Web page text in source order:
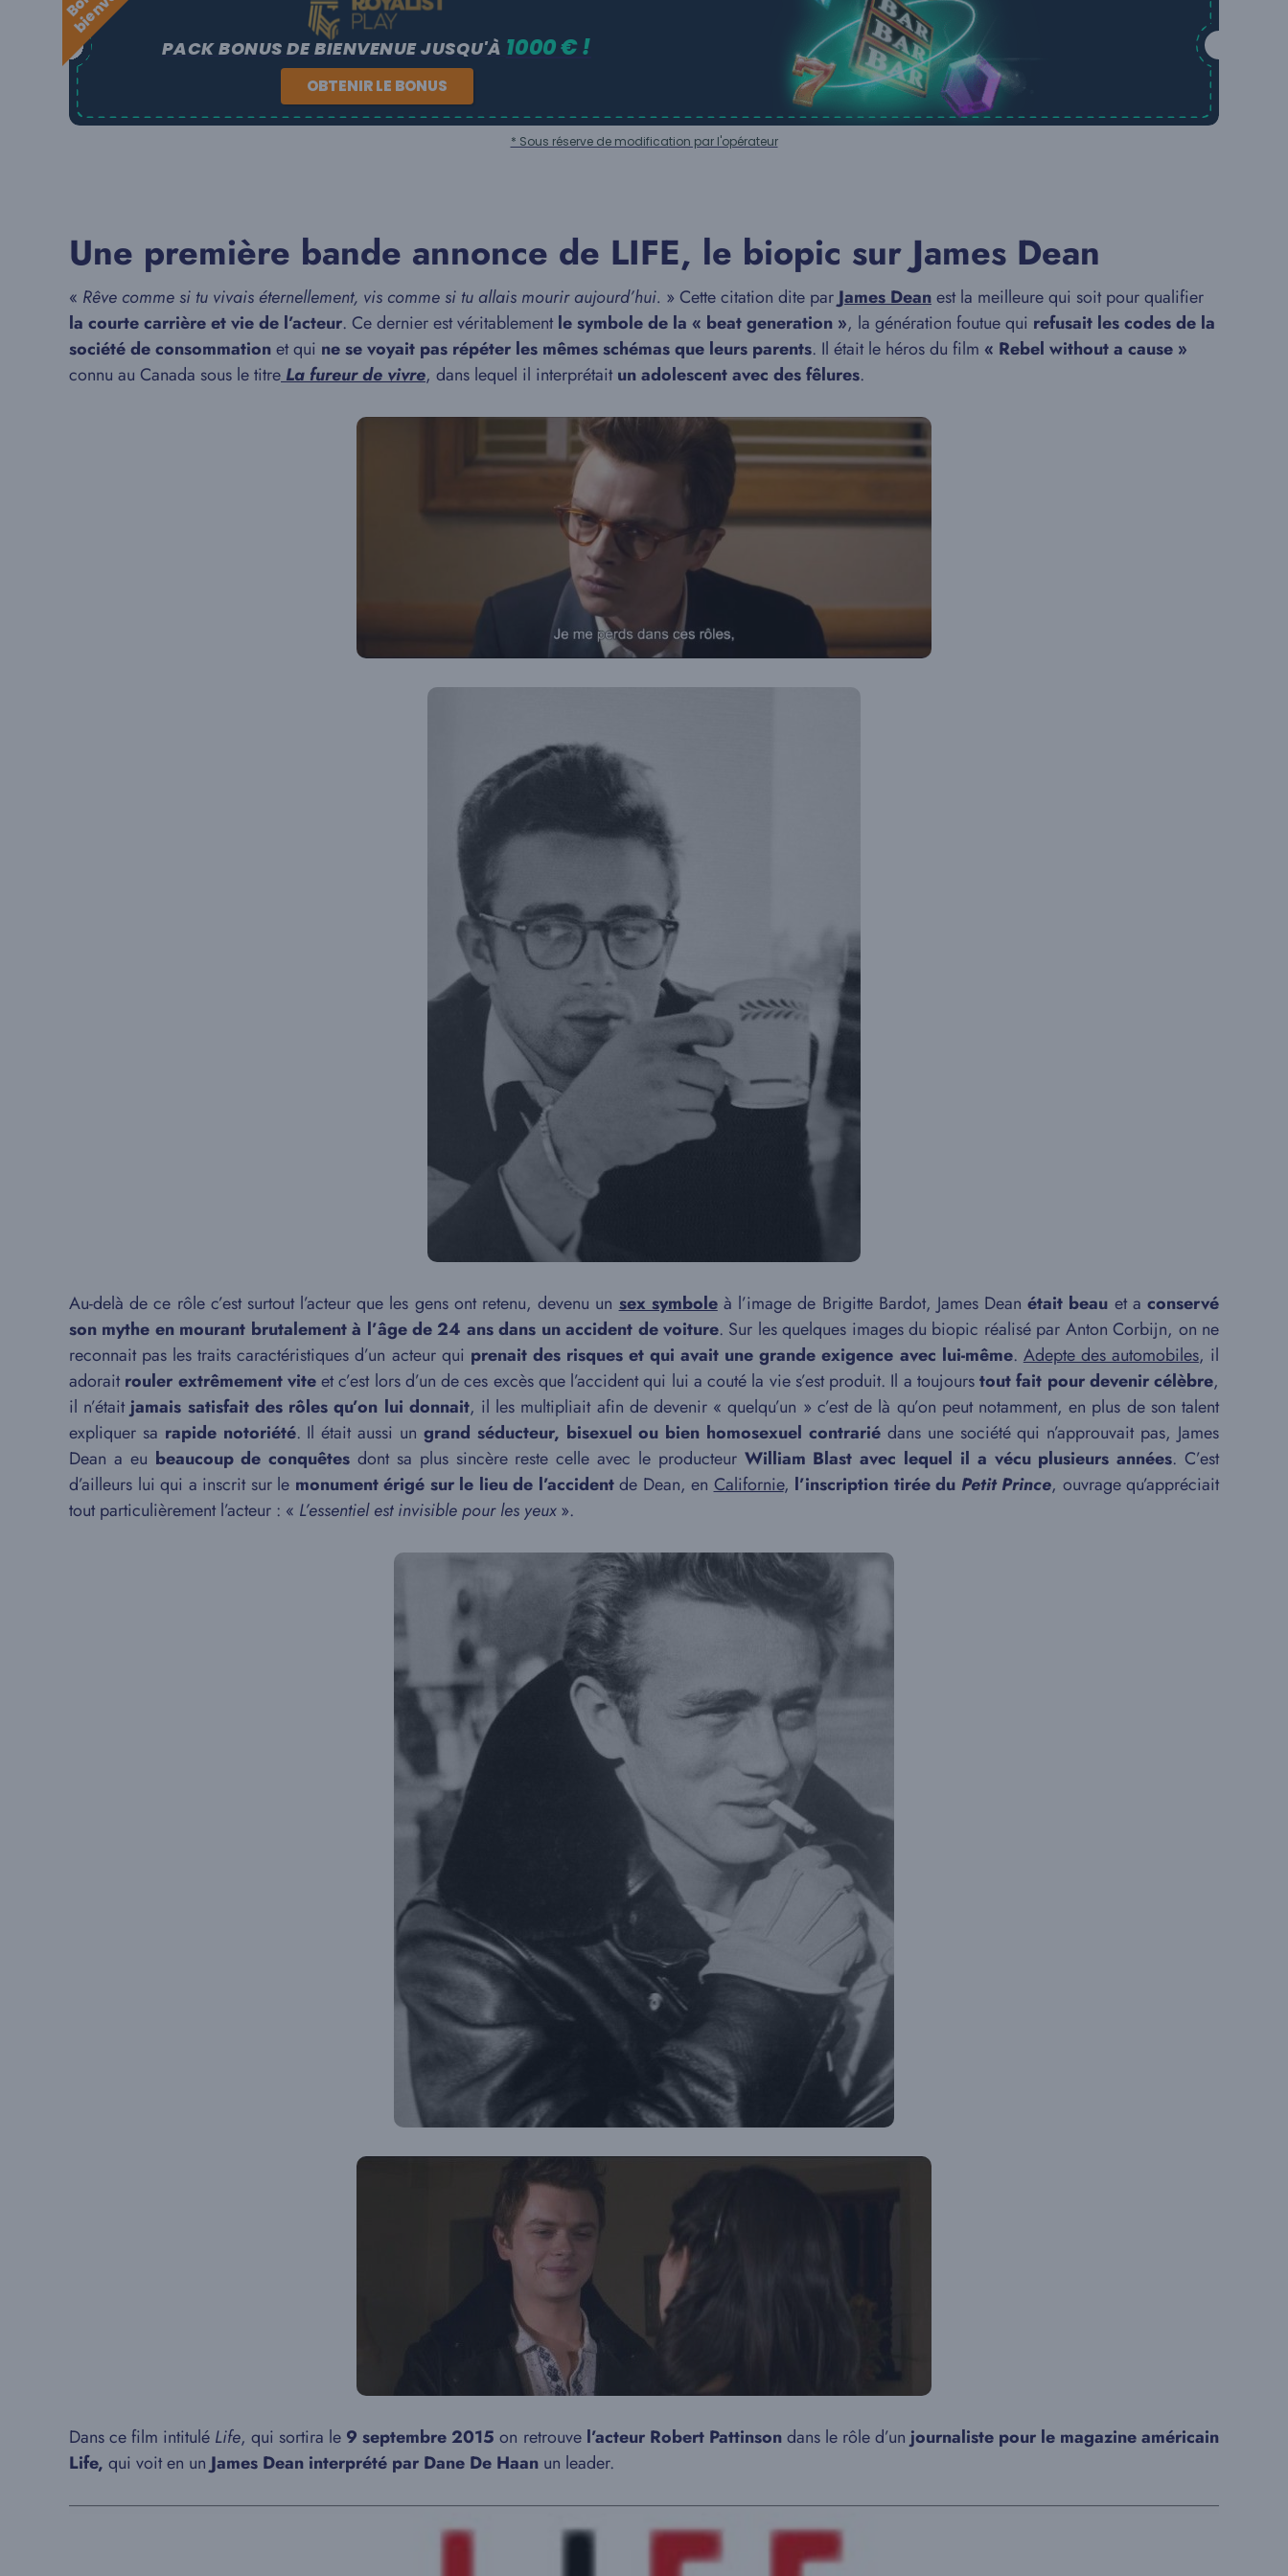
PACK BONUS DE BIENVENUE JUSQU'À 1000 € !
OBTENIR LE BONUS
* Sous réserve de modification par l'opérateur
Une première bande annonce de LIFE, le biopic sur James Dean
« Rêve comme si tu vivais éternellement, vis comme si tu allais mourir aujourd’hui. » Cette citation dite par James Deanest la meilleure qui soit pour qualifier
la courte carrière et vie de l’acteur. Ce dernier est véritablementle symbole de la « beat generation », la génération foutue qui refusait les codes de la
société de consommationet qui ne se voyait pas répéter les mêmes schémas que leurs parents. Il était le héros du film « Rebel without a cause »
connu au Canada sous le titre La fureur de vivre, dans lequel il interprétaitun adolescent avec des fêlures.
Au-delà de ce rôle c’est surtout l’acteur que les gens ont retenu, devenu unsex symboleà l’image de Brigitte Bardot, James Deanétait beau et aconservé
son mythe en mourant brutalement à l’âge de 24 ans dans un accident de voiture. Sur les quelques images du biopic réalisé par Anton Corbijn, on ne
reconnait pas les traits caractéristiques d’un acteur qui prenait des risques et qui avait une grande exigence avec lui-même.Adepte des automobiles, il
adoraitrouler extrêmement viteet c’est lors d’un de ces excès que l’accident qui lui a couté la vie s’est produit. Il a toujourstout fait pour devenir célèbre,
il n’étaitjamais satisfait des rôles qu’on lui donnait, il les multipliait afin de devenir « quelqu’un » c’est de là qu’on peut notamment, en plus de son talent
expliquer sa rapide notoriété. Il était aussi un grand séducteur, bisexuel ou bien homosexuel contrarié dans une société qui n’approuvait pas, James
Dean a eu beaucoup de conquêtes dont sa plus sincère reste celle avec le producteur William Blast avec lequel il a vécu plusieurs années. C’est
d’ailleurs lui qui a inscrit sur le monument érigé sur le lieu de l’accidentde Dean, enCalifornie, l’inscription tirée du Petit Prince, ouvrage qu’appréciait
tout particulièrement l’acteur : « L’essentiel est invisible pour les yeux».
Dans ce film intitulé Life, qui sortira le 9 septembre 2015 on retrouve l’acteur Robert Pattinsondans le rôle d’unjournaliste pour le magazine américain
Life, qui voit en unJames Dean interprété par Dane De Haan un leader.